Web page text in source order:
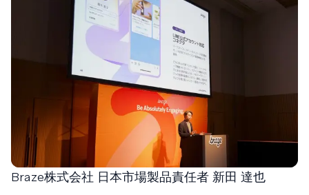
Braze株式会社 日本市場製品責任者 新田 達也